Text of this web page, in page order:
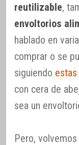
reutilizable,
envoltorios
hablado en
comprar o se
siguiendo
con cera de
sea un
Pero,